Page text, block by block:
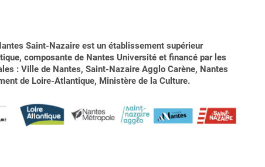
Saint-Nazaire est un établissement supérieur
composante de Nantes Université et financé par les
: Ville de Nantes, Saint-Nazaire Agglo Carène, Nantes
de Loire-Atlantique, Ministère de la Culture.